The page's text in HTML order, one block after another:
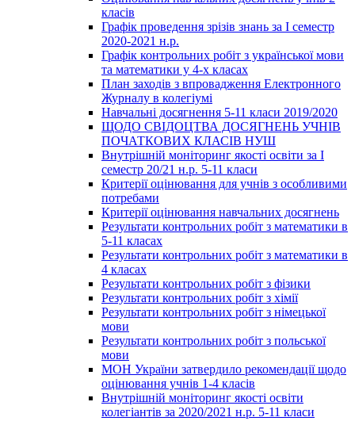
класів
Графік проведення зрізів знань за І семестр
2020-2021 н.р.
Графік контрольних робіт з української мови
та математики у 4-х класах
План заходів з впровадження Електронного
Журналу в колегіумі
Навчальні досягнення 5-11 класи 2019/2020
ЩОДО СВІДОЦТВА ДОСЯГНЕНЬ УЧНІВ
ПОЧАТКОВИХ КЛАСІВ НУШ
Внутрішній моніторинг якості освіти за І
семестр 20/21 н.р. 5-11 класи
Критерії оцінювання для учнів з особливими
потребами
Критерії оцінювання навчальних досягнень
Результати контрольних робіт з математики в
5-11 класах
Результати контрольних робіт з математики в
4 класах
Результати контрольних робіт з фізики
Результати контрольних робіт з хімії
Результати контрольних робіт з німецької
мови
Результати контрольних робіт з польської
мови
МОН України затвердило рекомендації щодо
оцінювання учнів 1-4 класів
Внутрішній моніторинг якості освіти
колегіантів за 2020/2021 н.р. 5-11 класи